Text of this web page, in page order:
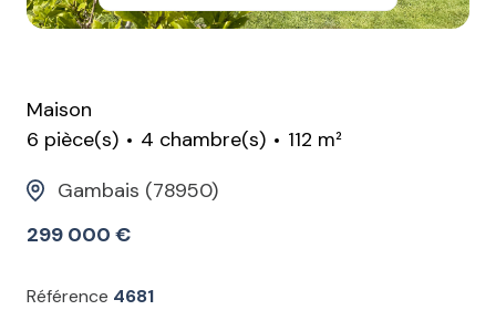
Maison
6 pièce(s)
4 chambre(s)
112 m²
Gambais (78950)
299 000 €
Référence 4681